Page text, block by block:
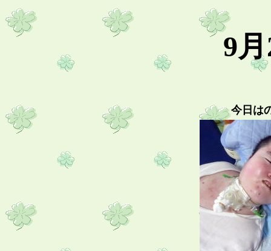
9
今日は